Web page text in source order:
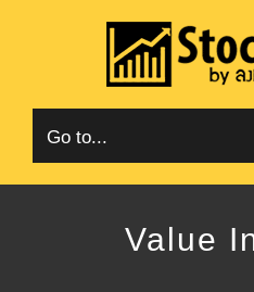
content
Go to...
Value